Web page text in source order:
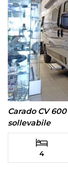
Carado CV
sollevabile
4